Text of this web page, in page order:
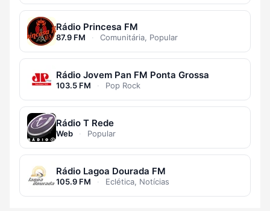
Rádio Princesa FM
87.9 FM · Comunitária, Popular
Rádio Jovem Pan FM Ponta Grossa
103.5 FM · Pop Rock
Rádio T Rede
Web · Popular
Rádio Lagoa Dourada FM
105.9 FM · Eclética, Notícias